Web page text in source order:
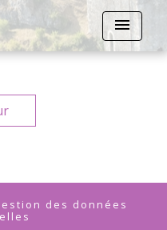
menu
des données